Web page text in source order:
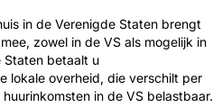
in de Verenigde Staten brengt
zowel in de VS als mogelijk in
Staten betaalt u
lokale overheid, die verschilt per
in de VS belastbaar.